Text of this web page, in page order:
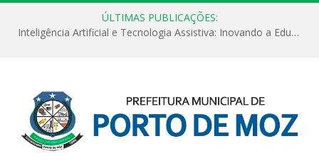
ÚLTIMAS PUBLICAÇÕES:
Inteligência Artificial e Tecnologia Assistiva: Inovando a Educação Especial e Inclusiva